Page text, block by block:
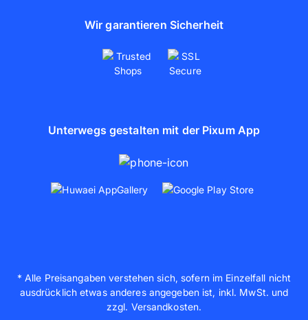
Wir garantieren Sicherheit
Unterwegs gestalten mit der Pixum App
* Alle Preisangaben verstehen sich, sofern im Einzelfall nicht
ausdrücklich etwas anderes angegeben ist, inkl. MwSt. und
zzgl. Versandkosten.